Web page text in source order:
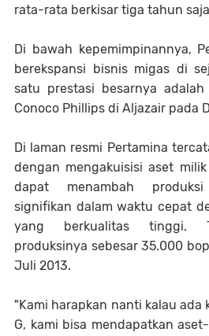
rata-rata berkisar tiga tahun
Di bawah kepemimpinannya,
berekspansi bisnis migas di
satu prestasi besarnya
Conoco Phillips di Aljazair pada
Di laman resmi Pertamina
dengan mengakuisisi aset
dapat menambah
signifikan dalam waktu cepat
yang berkualitas tinggi.
produksinya sebesar 35.000
Juli 2013.
"Kami harapkan nanti kalau ada
G, kami bisa mendapatkan